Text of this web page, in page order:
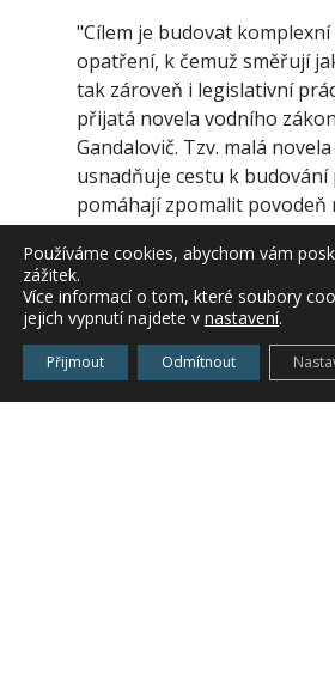
"Cílem je budovat
opatření, k čemuž směřují
tak zároveň i legislativní
přijatá novela vodního
Gandalovič. Tzv. malá
usnadňuje cestu k
pomáhají zpomalit povodeň
řek, a zároveň je kladen
stávající zemědělské
Nevznikají tedy neživé
před výstavbou poldru, jen v
bude škoda na produkci
V letech 2002-2007 bylo
Používáme cookies, abychom vám
zážitek.
Více informací o tom, které soubory
jejich vypnutí najdete v nastavení.
Přijmout Odmítnout